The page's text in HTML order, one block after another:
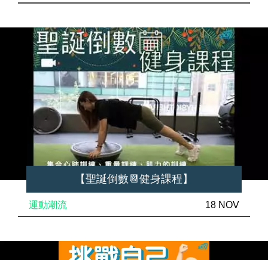
【聖誕倒數📆健身課程】
運動潮流 18 NOV